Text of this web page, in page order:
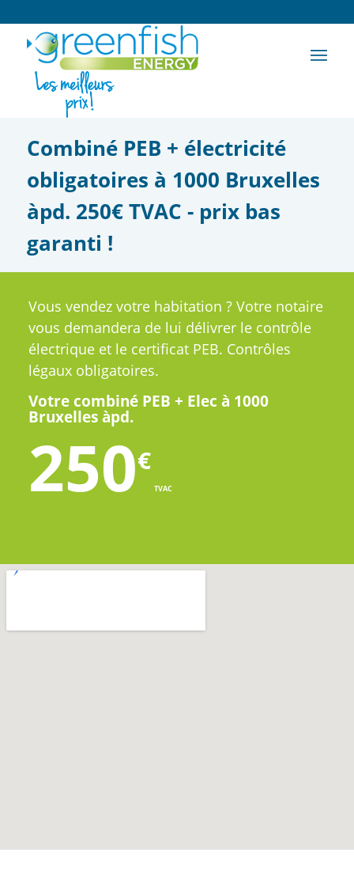
Combiné PEB + électricité
obligatoires à 1000 Bruxelles
àpd. 250€ TVAC - prix bas
garanti !
Vous vendez votre habitation ? Votre notaire
vous demandera de lui délivrer le contrôle
électrique et le certificat PEB. Contrôles
légaux obligatoires.
Votre combiné PEB + Elec à 1000
Bruxelles àpd.
250€
TVAC